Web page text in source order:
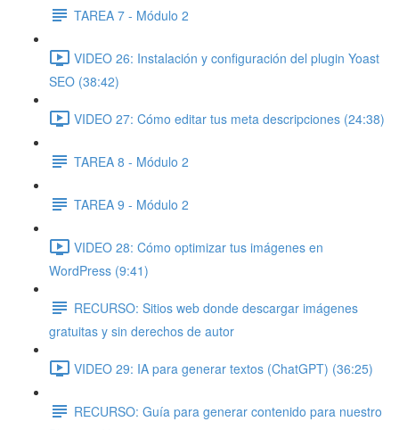
TAREA 7 - Módulo 2
VIDEO 26: Instalación y configuración del plugin Yoast
SEO (38:42)
VIDEO 27: Cómo editar tus meta descripciones (24:38)
TAREA 8 - Módulo 2
TAREA 9 - Módulo 2
VIDEO 28: Cómo optimizar tus imágenes en
WordPress (9:41)
RECURSO: Sitios web donde descargar imágenes
gratuitas y sin derechos de autor
VIDEO 29: IA para generar textos (ChatGPT) (36:25)
RECURSO: Guía para generar contenido para nuestro